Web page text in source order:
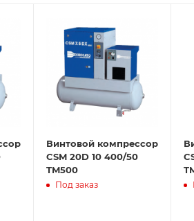
Винтовой компрессор
CSM 20D 10 400/50
TM500
Под заказ